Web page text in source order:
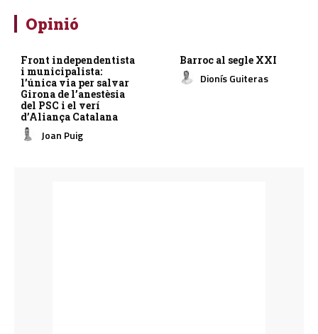
Opinió
Front independentista
i municipalista:
l’única via per salvar
Girona de l’anestèsia
del PSC i el verí
d’Aliança Catalana
Joan Puig
Barroc al segle XXI
Dionís Guiteras